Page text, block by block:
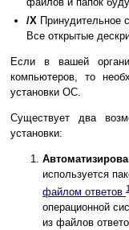
/X Принудительное
Все открытые
Если в вашей
компьютеров, то
установки ОС.
Существует два
установки:
используется
файлом ответов 1
операционной
из файлов